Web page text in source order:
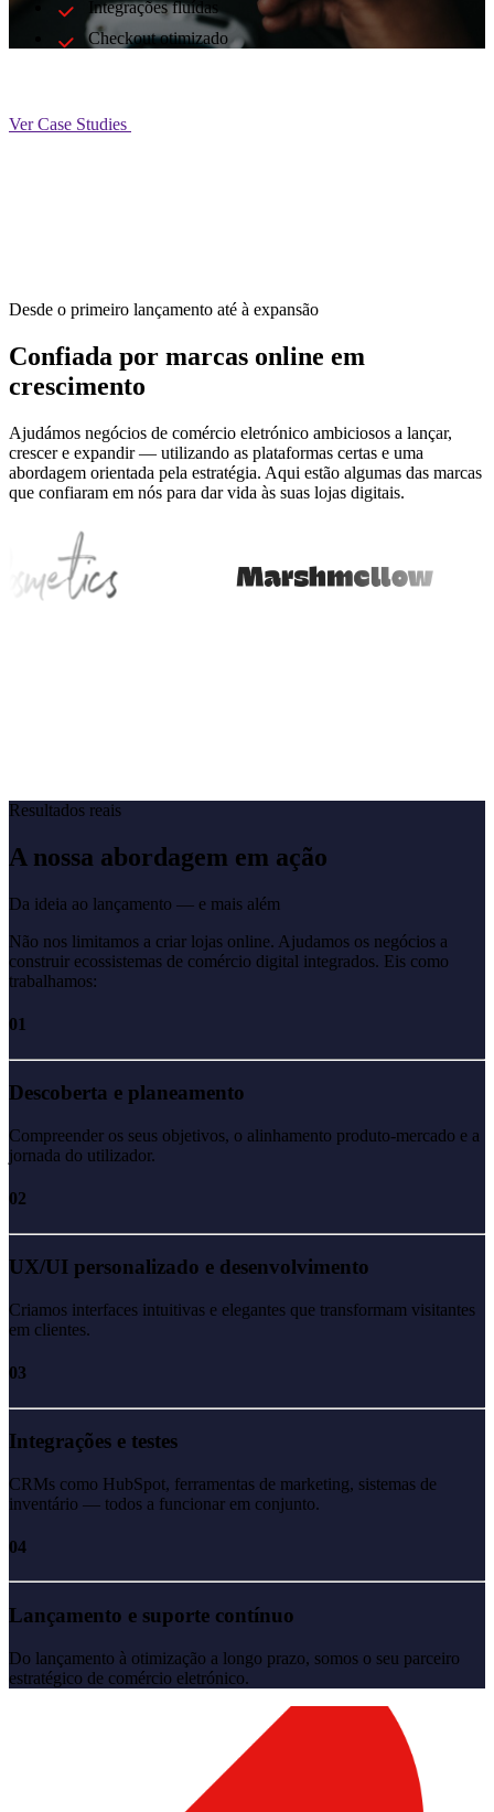
Integrações fluídas
Checkout otimizado
Ver Case Studies
Desde o primeiro lançamento até à expansão
Confiada por marcas online em
crescimento
Ajudámos negócios de comércio eletrónico ambiciosos a lançar,
crescer e expandir — utilizando as plataformas certas e uma
abordagem orientada pela estratégia. Aqui estão algumas das marcas
que confiaram em nós para dar vida às suas lojas digitais.
Resultados reais
A nossa abordagem em ação
Da ideia ao lançamento — e mais além
Não nos limitamos a criar lojas online. Ajudamos os negócios a
construir ecossistemas de comércio digital integrados. Eis como
trabalhamos:
01
Descoberta e planeamento
Compreender os seus objetivos, o alinhamento produto-mercado e a
jornada do utilizador.
02
UX/UI personalizado e desenvolvimento
Criamos interfaces intuitivas e elegantes que transformam visitantes
em clientes.
03
Integrações e testes
CRMs como HubSpot, ferramentas de marketing, sistemas de
inventário — todos a funcionar em conjunto.
04
Lançamento e suporte contínuo
Do lançamento à otimização a longo prazo, somos o seu parceiro
estratégico de comércio eletrónico.